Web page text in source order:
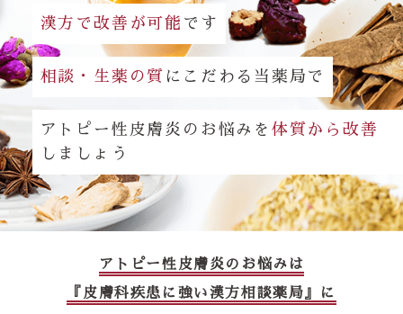
漢方で改善が可能 です
相談・生薬の質 にこだわる当薬局で
アトピー性皮膚炎のお悩みを 体質から改善
しましょう
アトピー性皮膚炎のお悩みは
『皮膚科疾患に強い漢方相談薬局』に